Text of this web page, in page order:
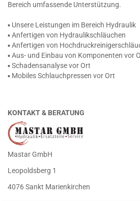
Bereich umfassende Unterstützung.
▪ Unsere Leistungen im Bereich Hydraulik
▪ Anfertigen von Hydraulikschläuchen
▪ Anfertigen von
▪ Aus- und Einbau von Komponenten vor
▪ Schadensanalyse vor Ort
▪ Mobiles Schlauchpressen vor Ort
KONTAKT & BERATUNG
Mastar GmbH
Leopoldsberg 1
4076 Sankt Marienkirchen